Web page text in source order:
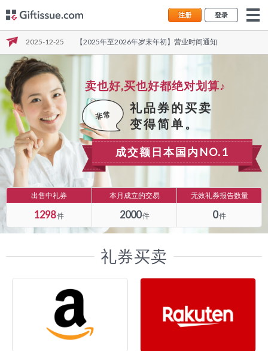
注册 登录
2026-07-25
【住信SBIネット銀行：臨時メンテナンスと銀行名変更に
ついて】
2025-12-25
【2025年至2026年岁末年初】营业时间通知
2025-09-19
(2025.10.10ː楽天/復旧しました)※紧急※【禁止使用乐天
银行（余额反映的入金）】
2026-07-25
【住信SBIネット銀行：臨時メンテナンスと銀行名変更に
ついて】
卖也好,买也好都绝对划算♪
非常
礼品券的买卖
变得简单。
成交额日本国内NO.1
出售中礼券 本月成立的交易 无效礼券报告数量
1298件 2000件 0件
礼券买卖